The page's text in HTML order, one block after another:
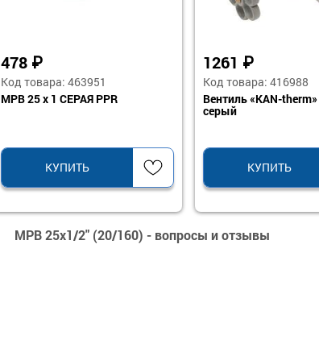
478 ₽
Код товара: 463951
МРВ 25 x 1 СЕРАЯ PPR
КУПИТЬ
1261 ₽
Код товара: 416988
Вентиль «KAN-
серый
КУПИТЬ
МРВ 25х1/2" (20/160) - вопросы и отзывы